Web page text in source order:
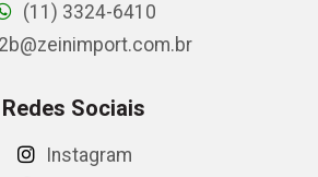
(11) 3324-6410
Redes Sociais
Instagram